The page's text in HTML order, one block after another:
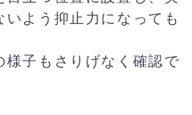
よう抑止力になっても
様子もさりげなく確認で